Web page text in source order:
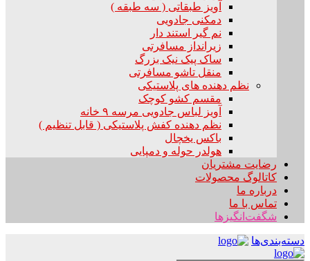
آویز طبقاتی ( سه طبقه )
دمکنی جادویی
نم گیر استند دار
زیرانداز مسافرتی
ساک پیک نیک بزرگ
منقل تاشو مسافرتی
نظم دهنده های پلاستیکی
مقسم کشو کوچک
آویز لباس جادویی مرسه ۹ خانه
نظم دهنده کفش پلاستیکی ( قابل تنظیم )
باکس یخچال
هولدر حوله و دمپایی
رضایت مشتریان
کاتالوگ محصولات
درباره ما
تماس با ما
شگفت‌انگیزها
دسته‌بندی‌ها